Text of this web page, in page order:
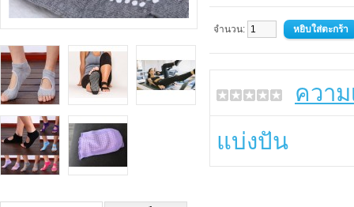
จำนวน:
ควา
แบ่งปัน